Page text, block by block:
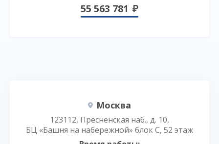
55 563 781
Москва
123112, Пресненская наб., д. 10,
БЦ «Башня на набережной» блок С, 52 этаж